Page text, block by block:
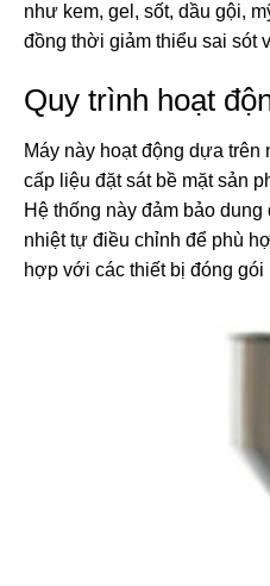
như kem, gel, sốt, dầu gội,
đồng thời giảm thiểu sai sót
Quy trình hoạt
Máy này hoạt động dựa
cấp liệu đặt sát bề mặt sản
Hệ thống này đảm bảo
nhiệt tự điều chỉnh để phù
hợp với các thiết bị đóng